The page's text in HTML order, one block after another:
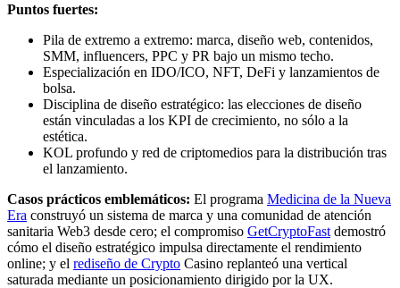
Puntos fuertes:
Pila de extremo a extremo: marca, diseño web, contenidos,
SMM, influencers, PPC y PR bajo un mismo techo.
Especialización en IDO/ICO, NFT, DeFi y lanzamientos de
bolsa.
Disciplina de diseño estratégico: las elecciones de diseño
están vinculadas a los KPI de crecimiento, no sólo a la
estética.
KOL profundo y red de criptomedios para la distribución tras
el lanzamiento.
Casos prácticos emblemáticos: El programa Medicina de la Nueva
Era construyó un sistema de marca y una comunidad de atención
sanitaria Web3 desde cero; el compromiso GetCryptoFast demostró
cómo el diseño estratégico impulsa directamente el rendimiento
online; y el rediseño de Crypto Casino replanteó una vertical
saturada mediante un posicionamiento dirigido por la UX.